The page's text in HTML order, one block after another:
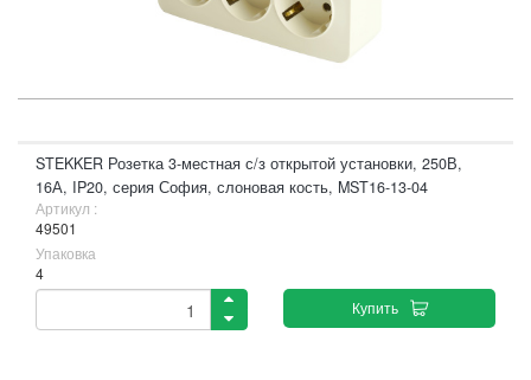
STEKKER Розетка 3-местная с/з открытой установки, 250В,
16А, IP20, серия София, слоновая кость, MST16-13-04
Артикул :
49501
Упаковка
4
Купить